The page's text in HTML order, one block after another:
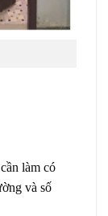
làm có
và số